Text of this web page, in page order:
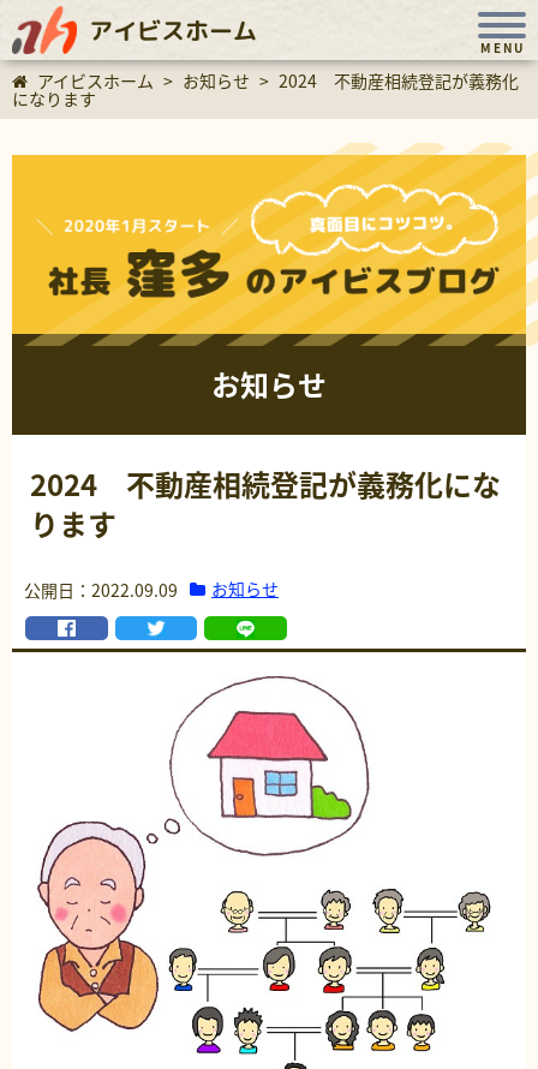
アイビスホーム
MENU
アイビスホーム > お知らせ > 2024 不動産相続登記が義務化
になります
お知らせ
2024 不動産相続登記が義務化にな
ります
公開日：2022.09.09 お知らせ